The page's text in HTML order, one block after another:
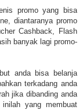
promo yang bisa
diantaranya promo
Cashback, Flash
banyak lagi promo-
anda bisa belanja
terkadang anda
jika dibanding anda
yang membuat